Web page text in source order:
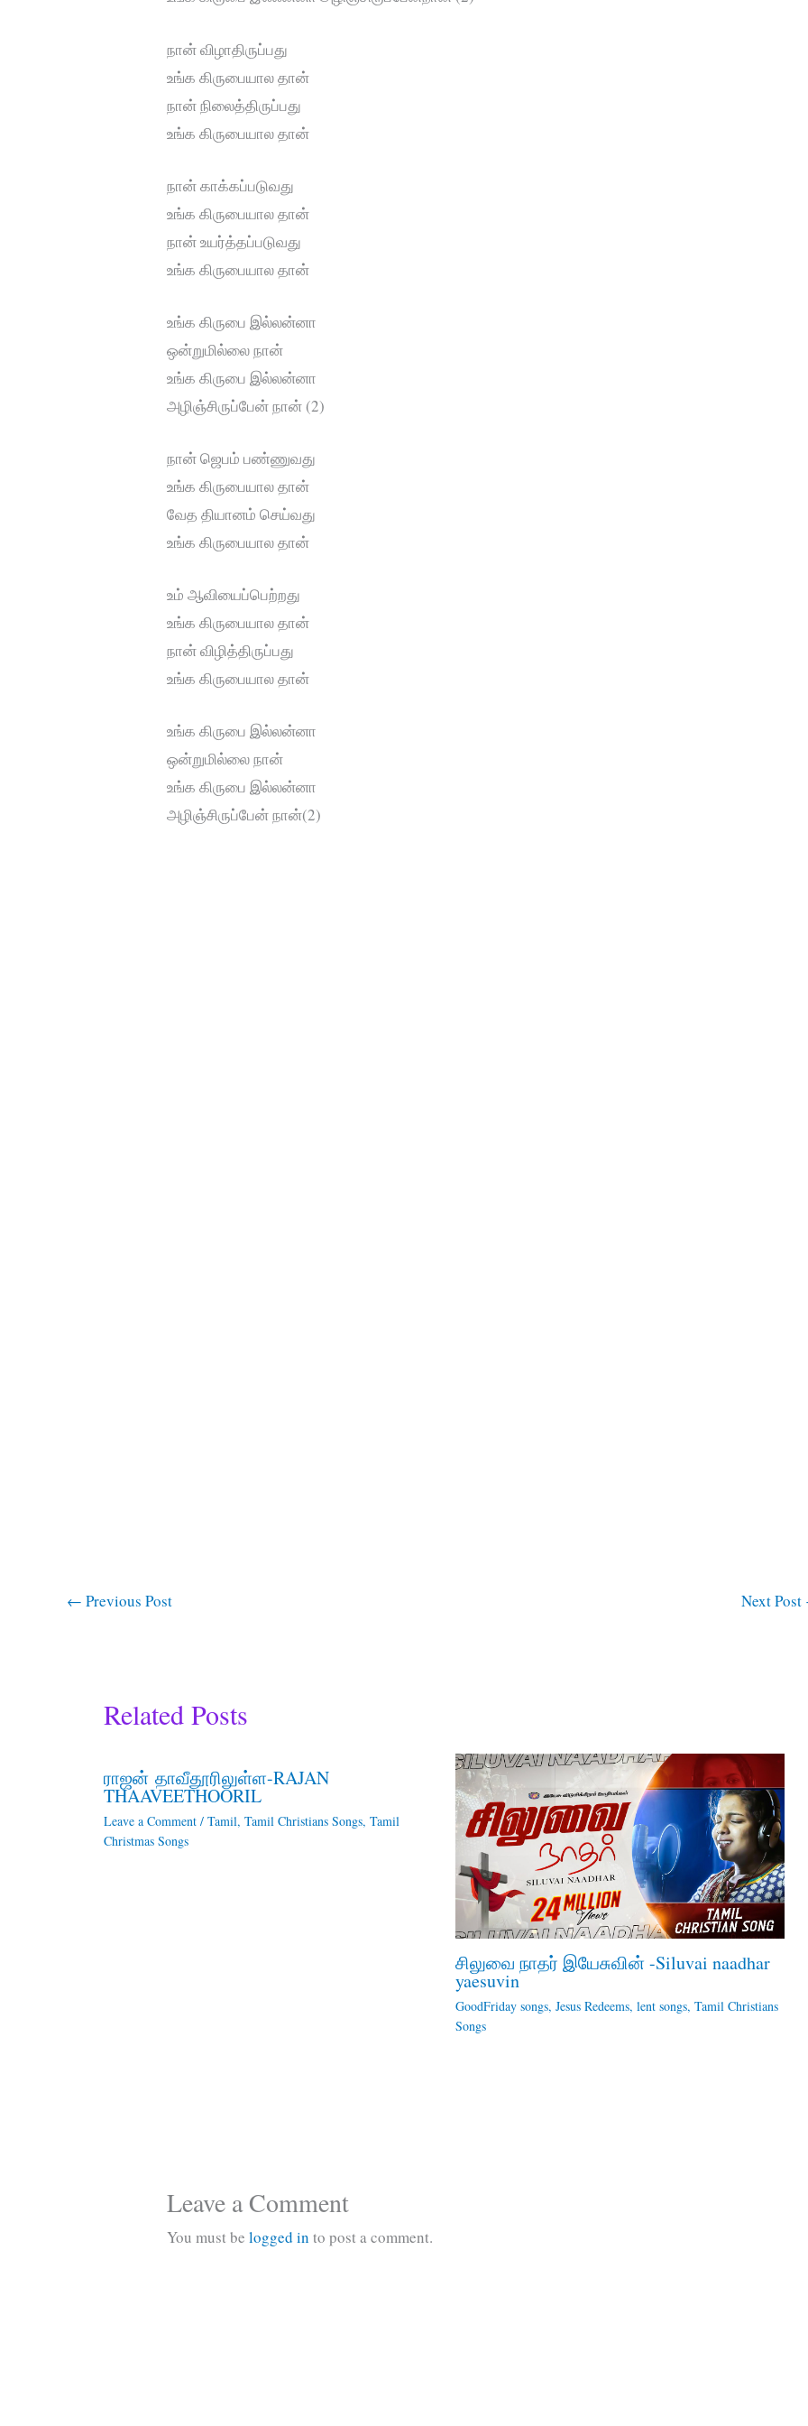
நான் விழாதிருப்பது
உங்க கிருபையால தான்
நான் நிலைத்திருப்பது
உங்க கிருபையால தான்
நான் காக்கப்படுவது
உங்க கிருபையால தான்
நான் உயர்த்தப்படுவது
உங்க கிருபையால தான்
உங்க கிருபை இல்லன்னா
ஒன்றுமில்லை நான்
உங்க கிருபை இல்லன்னா
அழிஞ்சிருப்பேன் நான் (2)
நான் ஜெபம் பண்ணுவது
உங்க கிருபையால தான்
வேத தியானம் செய்வது
உங்க கிருபையால தான்
உம் ஆவியைப்பெற்றது
உங்க கிருபையால தான்
நான் விழித்திருப்பது
உங்க கிருபையால தான்
உங்க கிருபை இல்லன்னா
ஒன்றுமில்லை நான்
உங்க கிருபை இல்லன்னா
அழிஞ்சிருப்பேன் நான்(2)
← Previous Post Next Post
Related Posts
ராஜன் தாவீதூரிலுள்ள-RAJAN
THAAVEETHOORIL
Leave a Comment / Tamil, Tamil Christians Songs, Tamil
Christmas Songs
சிலுவை நாதர் இயேசுவின் -Siluvai naadhar
yaesuvin
GoodFriday songs, Jesus Redeems, lent songs, Tamil Christians
Songs
Leave a Comment
You must belogged in to post a comment.